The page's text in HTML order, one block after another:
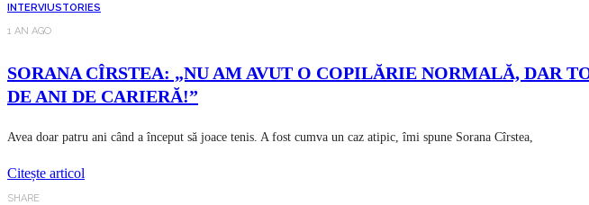
INTERVIUSTORIES
1 AN AGO
SORANA CÎRSTEA: „NU AM AVUT O COPILĂRIE NORMALĂ, DAR
DE ANI DE CARIERĂ!”
Avea doar patru ani când a început să joace tenis. A fost cumva un caz atipic, îmi spune Sorana Cîrstea,
Citește articol
SHARE